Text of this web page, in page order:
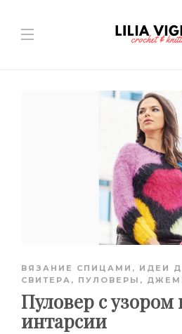
ВЯЗАНИЕ СПИЦАМИ , ИДЕИ
СВИТЕРА, ПУЛОВЕРЫ,
Пуловер с узором
интарсии